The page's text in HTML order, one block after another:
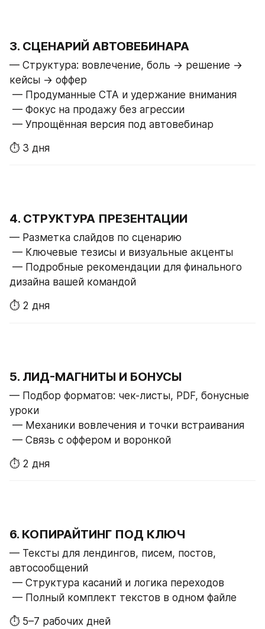
3. СЦЕНАРИЙ АВТОВЕБИНАРА
— Структура: вовлечение, боль → решение →
кейсы → оффер
— Продуманные CTA и удержание внимания
— Фокус на продажу без агрессии
— Упрощённая версия под автовебинар
⏱ 3 дня
4. СТРУКТУРА ПРЕЗЕНТАЦИИ
— Разметка слайдов по сценарию
— Ключевые тезисы и визуальные акценты
дизайна вашей командой
⏱ 2 дня
5. ЛИД-МАГНИТЫ И БОНУСЫ
— Подбор форматов: чек-листы, PDF, бонусные
уроки
— Механики вовлечения и точки встраивания
— Связь с оффером и воронкой
⏱ 2 дня
6. КОПИРАЙТИНГ ПОД КЛЮЧ
— Тексты для лендингов, писем, постов,
автосообщений
— Структура касаний и логика переходов
— Полный комплект текстов в одном файле
⏱ 5–7 рабочих дней